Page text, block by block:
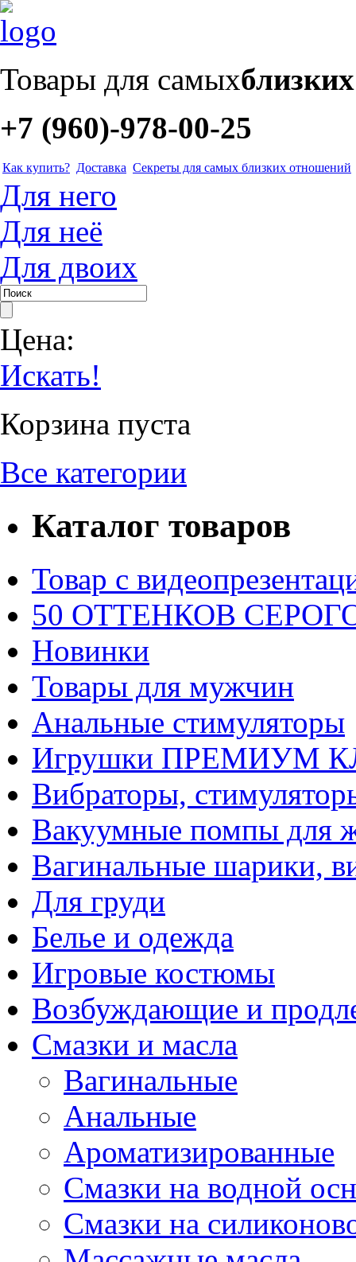
Товары для самых
+7 (960)-978-00-25
Как купить? Доставка Секреты для самых близких отношений
Для него
Для неё
Для двоих
Цена:
Искать!
Корзина пуста
Все категории
Каталог товаров
Товар с
50 ОТТЕНКОВ
Новинки
Товары для мужчин
Анальные стимуляторы
Игрушки ПРЕМИУМ
Вибраторы,
Вакуумные помпы для
Вагинальные шарики,
Для груди
Белье и одежда
Игровые костюмы
Возбуждающие и
Смазки и масла
Вагинальные
Анальные
Ароматизированные
Смазки на водной
Смазки на